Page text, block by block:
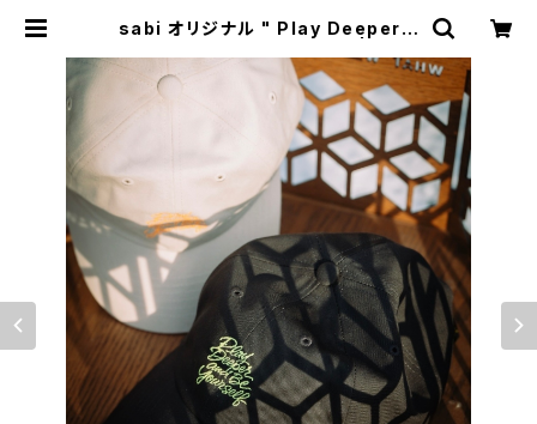
sabi オリジナル " Play Deeper a
ral Life Style sabi